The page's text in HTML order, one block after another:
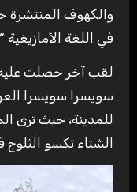
والكهوف المنتشرة
في اللغة الأمازيغية
لقب آخر حصلت عليه
سويسرا سويسرا
للمدينة، حيث ترى
الشتاء تكسو الثلوج